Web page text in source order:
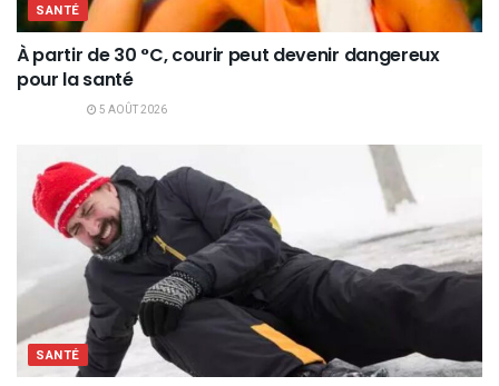
SANTÉ
À partir de 30 °C, courir peut devenir dangereux
pour la santé
5 AOÛT 2026
SANTÉ